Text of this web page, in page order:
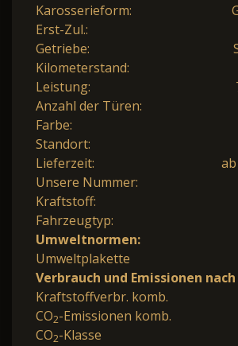
Karosserieform:
Erst-Zul.:
Getriebe:
Kilometerstand:
Leistung:
Anzahl der Türen:
Farbe:
Standort:
Lieferzeit:
ab
Unsere Nummer:
Kraftstoff:
Fahrzeugtyp:
Umweltnormen:
Umweltplakette
Verbrauch und Emissionen nach
Kraftstoffverbr. komb.
CO2-Emissionen komb.
CO2-Klasse